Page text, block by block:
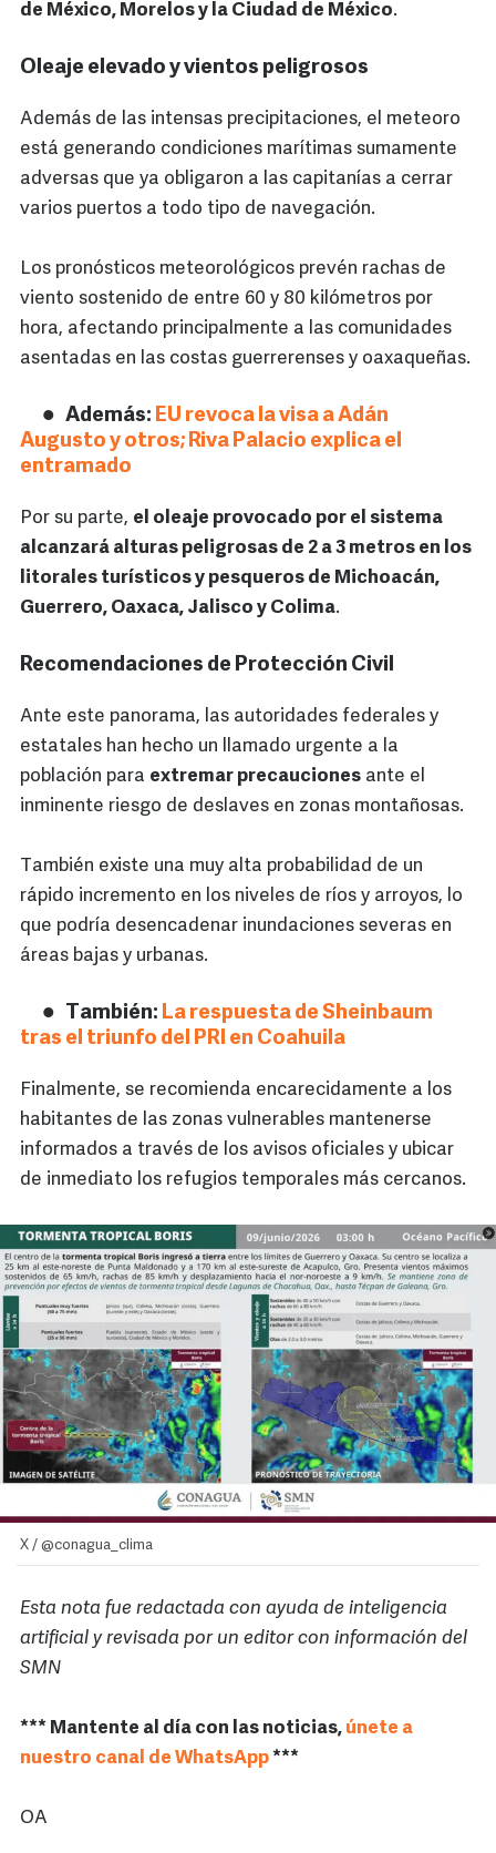
de México, Morelos y la Ciudad de México.
Oleaje elevado y vientos peligrosos
Además de las intensas precipitaciones, el meteoro
está generando condiciones marítimas sumamente
adversas que ya obligaron a las capitanías a cerrar
varios puertos a todo tipo de navegación.
Los pronósticos meteorológicos prevén rachas de
viento sostenido de entre 60 y 80 kilómetros por
hora, afectando principalmente a las comunidades
asentadas en las costas guerrerenses y oaxaqueñas.
Además: EU revoca la visa a Adán
Augusto y otros; Riva Palacio explica el
entramado
Por su parte, el oleaje provocado por el sistema
alcanzará alturas peligrosas de 2 a 3 metros en los
litorales turísticos y pesqueros de Michoacán,
Guerrero, Oaxaca, Jalisco y Colima.
Recomendaciones de Protección Civil
Ante este panorama, las autoridades federales y
estatales han hecho un llamado urgente a la
población para extremar precauciones ante el
inminente riesgo de deslaves en zonas montañosas.
También existe una muy alta probabilidad de un
rápido incremento en los niveles de ríos y arroyos, lo
que podría desencadenar inundaciones severas en
áreas bajas y urbanas.
También: La respuesta de Sheinbaum
tras el triunfo del PRI en Coahuila
Finalmente, se recomienda encarecidamente a los
habitantes de las zonas vulnerables mantenerse
informados a través de los avisos oficiales y ubicar
de inmediato los refugios temporales más cercanos.
X / @conagua_clima
Esta nota fue redactada con ayuda de inteligencia
artificial y revisada por un editor con información del
SMN
*** Mantente al día con las noticias, únete a
nuestro canal de WhatsApp***
OA